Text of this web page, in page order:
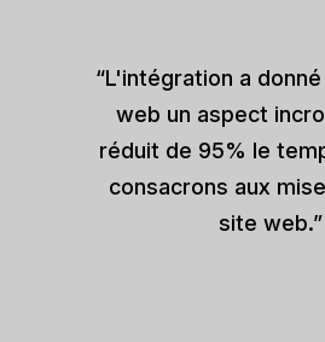
“L'intégration a
web un aspect
réduit de 95% le
consacrons aux
site web.”